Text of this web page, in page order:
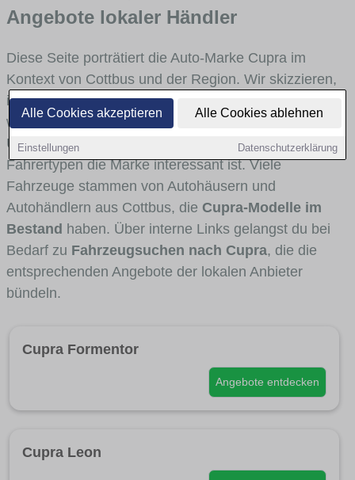
Alle Cookies akzeptieren Alle Cookies ablehnen
Einstellungen Datenschutzerklärung
Angebote lokaler Händler
Diese Seite porträtiert die Auto-Marke Cupra im
Kontext von Cottbus und der Region. Wir skizzieren,
in welchen Fahrzeugklassen Cupra stark vertreten ist,
welche Modellreihen häufig im Stadt- und
Umlandverkehr zu sehen sind und für welche
Fahrertypen die Marke interessant ist. Viele
Fahrzeuge stammen von Autohäusern und
Autohändlern aus Cottbus, die Cupra-Modelle im
Bestand haben. Über interne Links gelangst du bei
Bedarf zu Fahrzeugsuchen nach Cupra, die die
entsprechenden Angebote der lokalen Anbieter
bündeln.
Cupra Formentor
Angebote entdecken
Cupra Leon